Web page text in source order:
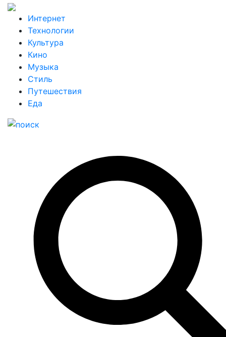
Интернет
Технологии
Культура
Кино
Музыка
Стиль
Путешествия
Еда